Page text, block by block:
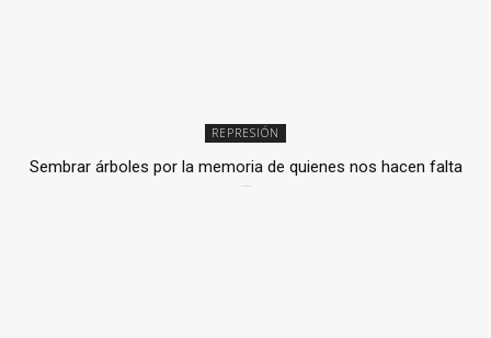
REPRESIÓN
Sembrar árboles por la memoria de quienes nos hacen falta